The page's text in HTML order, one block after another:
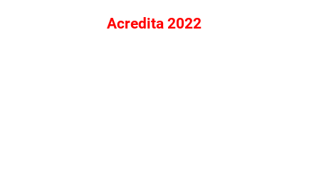
Acredita 2022